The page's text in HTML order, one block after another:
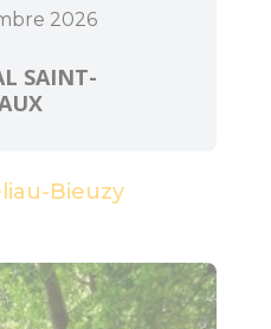
2026
SAINT-
Bieuzy